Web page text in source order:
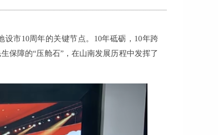
市10周年的关键节点。10年砥砺，10年跨
保障的“压舱石”，在山南发展历程中发挥了